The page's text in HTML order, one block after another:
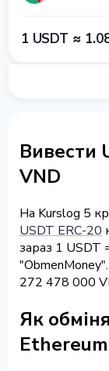
1 USDT ≈
Вивести
VND
На Kurslog 5
USDT ERC-20
зараз 1 USDT
272 478 000
Як
Ethereum